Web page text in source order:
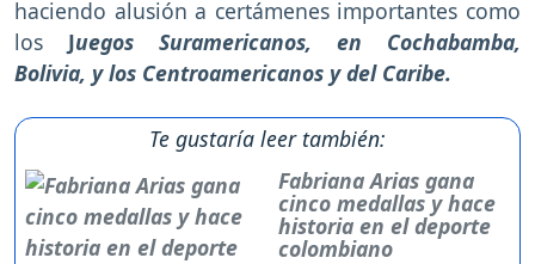
haciendo alusión a certámenes importantes como
los Juegos Suramericanos, en Cochabamba,
Bolivia, y los Centroamericanos y del Caribe.
Te gustaría leer también:
Fabriana Arias gana
cinco medallas y hace
historia en el deporte
colombiano